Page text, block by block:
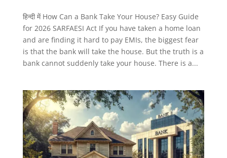
हिन्दी में How Can a Bank Take Your House? Easy Guide
for 2026 SARFAESI Act If you have taken a home loan
and are finding it hard to pay EMIs, the biggest fear
is that the bank will take the house. But the truth is a
bank cannot suddenly take your house. There is a...